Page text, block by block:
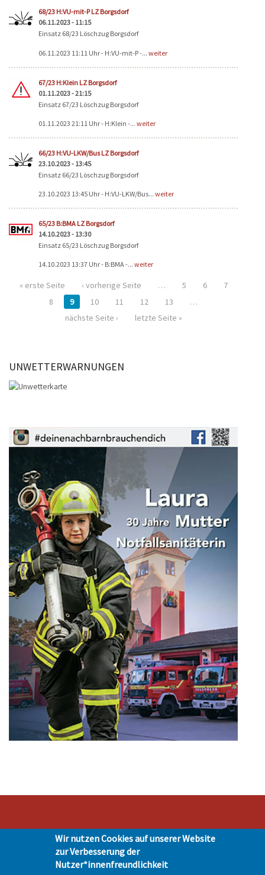
68/23 H:VU-mit-P LZ Borgsdorf
06.11.2023 - 11:15
Einsatz 68/23 Löschzug Borgsdorf
06.11.2023 11:11 Uhr - H:VU-mit-P -... weiter
67/23 H:Klein LZ Borgsdorf
01.11.2023 - 21:15
Einsatz 67/23 Löschzug Borgsdorf
01.11.2023 21:11 Uhr - H:Klein -... weiter
66/23 H:VU-LKW/Bus LZ Borgsdorf
23.10.2023 - 13:45
Einsatz 66/23 Löschzug Borgsdorf
23.10.2023 13:45 Uhr - H:VU-LKW/Bus... weiter
65/23 B:BMA LZ Borgsdorf
14.10.2023 - 13:30
Einsatz 65/23 Löschzug Borgsdorf
14.10.2023 13:37 Uhr - B:BMA -... weiter
« erste Seite ‹ vorherige Seite … 5 6
7
8
9 10 11 12 13
…
nächste Seite ›
letzte Seite »
UNWETTERWARNUNGEN
Stadt Hohen Neuendorf • Oranienburger Str. 2 • 16540 Hohen Neuendorf •
Telefon 03303-528-0
Impressum|Presse|Datenschutz| © Hohen-Neuendorf.de, Alle Rechte
Wir nutzen Cookies auf unserer Website
zur Verbesserung der
Nutzer*innenfreundlichkeit